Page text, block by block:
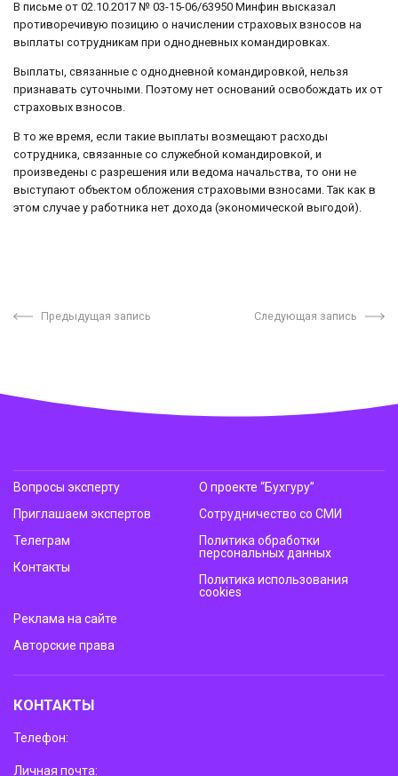
В письме от 02.10.2017 № 03-15-06/63950 Минфин высказал
противоречивую позицию о начислении страховых взносов на
выплаты сотрудникам при однодневных командировках.
Выплаты, связанные с однодневной командировкой, нельзя
признавать суточными. Поэтому нет оснований освобождать их от
страховых взносов.
В то же время, если такие выплаты возмещают расходы
сотрудника, связанные со служебной командировкой, и
произведены с разрешения или ведома начальства, то они не
выступают объектом обложения страховыми взносами. Так как в
этом случае у работника нет дохода (экономической выгодой).
Предыдущая запись Следующая запись
Вопросы эксперту
Приглашаем экспертов
Телеграм
Контакты
О проекте “Бухгуру”
Сотрудничество со СМИ
Политика обработки
персональных данных
Политика использования
cookies
Реклама на сайте
Авторские права
КОНТАКТЫ
Телефон:
Личная почта: